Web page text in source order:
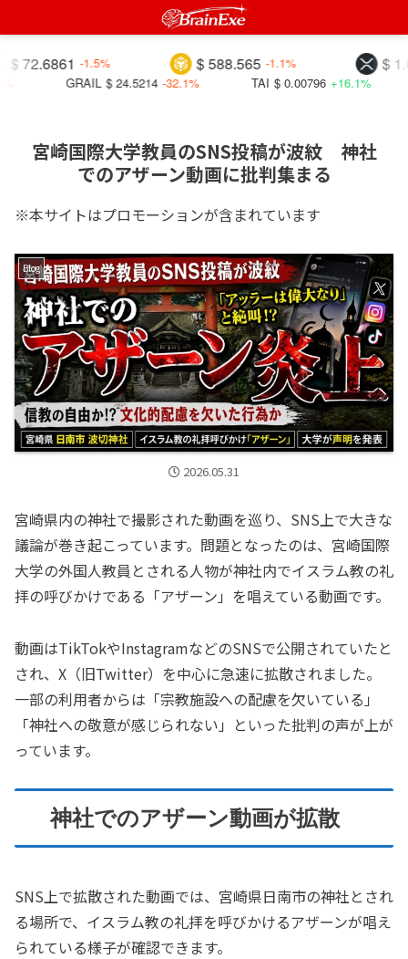
$ 1.02209
$ 588.565 -1.1%
-1.5%
TAI $ 0.00796 +16.1%
$ 24.5214 -32.1%
宮崎国際大学教員のSNS投稿が波紋 神社
でのアザーン動画に批判集まる
※本サイトはプロモーションが含まれています
Blog
2026.05.31
宮崎県内の神社で撮影された動画を巡り、SNS上で大きな
議論が巻き起こっています。問題となったのは、宮崎国際
大学の外国人教員とされる人物が神社内でイスラム教の礼
拝の呼びかけである「アザーン」を唱えている動画です。
動画はTikTokやInstagramなどのSNSで公開されていたと
され、X（旧Twitter）を中心に急速に拡散されました。
一部の利用者からは「宗教施設への配慮を欠いている」
「神社への敬意が感じられない」といった批判の声が上が
っています。
神社でのアザーン動画が拡散
SNS上で拡散された動画では、宮崎県日南市の神社とされ
る場所で、イスラム教の礼拝を呼びかけるアザーンが唱え
られている様子が確認できます。